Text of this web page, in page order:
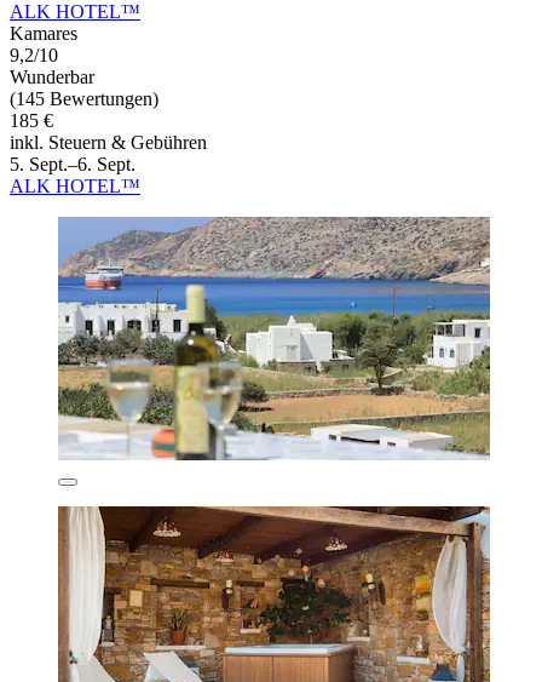
ALK HOTEL™
Kamares
9,2/10
Wunderbar
(145 Bewertungen)
185 €
inkl. Steuern & Gebühren
5. Sept.–6. Sept.
ALK HOTEL™